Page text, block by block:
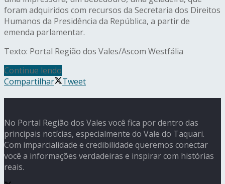
foram adquiridos com recursos da Secretaria dos Direitos
Humanos da Presidência da República, a partir de
emenda parlamentar.
Texto: Portal Região dos Vales/Ascom Westfália
Continue lendo
Compartilhar
Tweet
No Portal Região dos Vales você fica por dentro das
principais notícias, especialmente do Vale do Taquari.
Com imparcialidade e credibilidade queremos conectar
você a informações verdadeiras e inspirar com histórias
reais.